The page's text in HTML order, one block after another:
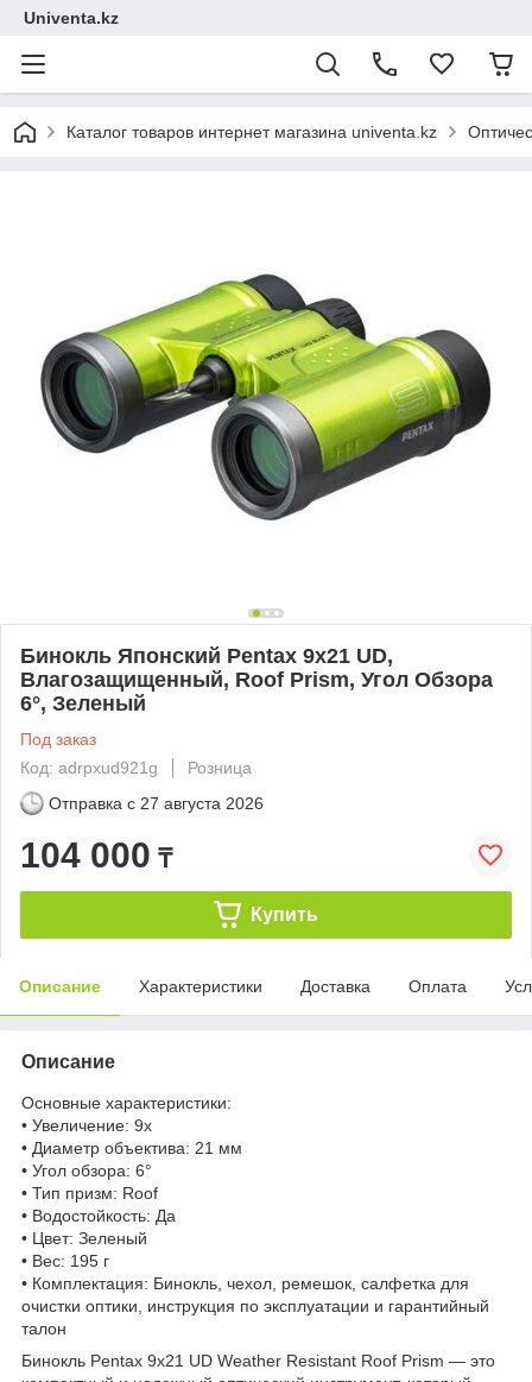
Univenta.kz
Каталог товаров интернет магазина univenta.kz
Бинокль Японский Pentax 9x21 UD,
Влагозащищенный, Roof Prism, Угол Обзора
6°, Зеленый
Под заказ
Код: adrpxud921g
Розница
Отправка с 27 августа 2026
104 000 ₸
Купить
Описание Характеристики Доставка Оплата
Описание
Основные характеристики:
• Увеличение: 9x
• Диаметр объектива: 21 мм
• Угол обзора: 6°
• Тип призм: Roof
• Водостойкость: Да
• Цвет: Зеленый
• Вес: 195 г
• Комплектация: Бинокль, чехол, ремешок, салфетка для
очистки оптики, инструкция по эксплуатации и гарантийный
талон
Бинокль Pentax 9x21 UD Weather Resistant Roof Prism — это